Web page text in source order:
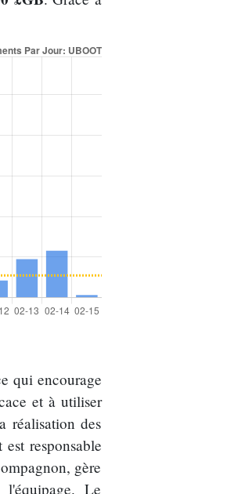
qui encourage
et à utiliser
réalisation des
responsable
gère
Le